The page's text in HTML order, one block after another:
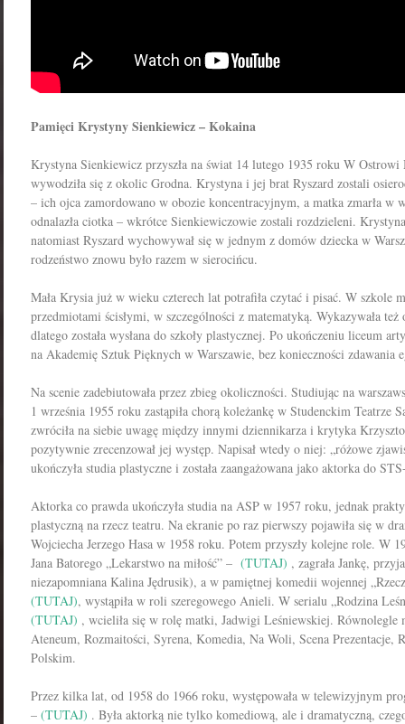
Pamięci Krystyny Sienkiewicz – Kokaina
Krystyna Sienkiewicz przyszła na świat 14 lutego 1935 roku W
wywodziła się z okolic Grodna. Krystyna i jej brat Ryszard zostali
– ich ojca zamordowano w obozie koncentracyjnym, a matka zmarła w
odnalazła ciotka – wkrótce Sienkiewiczowie zostali rozdzieleni.
natomiast Ryszard wychowywał się w jednym z domów dziecka w
rodzeństwo znowu było razem w sierocińcu.
Mała Krysia już w wieku czterech lat potrafiła czytać i pisać. W szkole
przedmiotami ścisłymi, w szczególności z matematyką. Wykazywała
dlatego została wysłana do szkoły plastycznej. Po ukończeniu liceum
na Akademię Sztuk Pięknych w Warszawie, bez konieczności zdawania
Na scenie zadebiutowała przez zbieg okoliczności. Studiując na
1 września 1955 roku zastąpiła chorą koleżankę w Studenckim
zwróciła na siebie uwagę między innymi dziennikarza i krytyka
pozytywnie zrecenzował jej występ. Napisał wtedy o niej: „różowe
ukończyła studia plastyczne i została zaangażowana jako aktorka do
Aktorka co prawda ukończyła studia na ASP w 1957 roku, jednak
plastyczną na rzecz teatru. Na ekranie po raz pierwszy pojawiła się w
Wojciecha Jerzego Hasa w 1958 roku. Potem przyszły kolejne role. W
Jana Batorego „Lekarstwo na miłość” – (TUTAJ) , zagrała Jankę,
niezapomniana Kalina Jędrusik), a w pamiętnej komedii wojennej
(TUTAJ), wystąpiła w roli szeregowego Anieli. W serialu „Rodzina
(TUTAJ) , wcieliła się w rolę matki, Jadwigi Leśniewskiej. Równolegle
Ateneum, Rozmaitości, Syrena, Komedia, Na Woli, Scena Prezentacje,
Polskim.
Przez kilka lat, od 1958 do 1966 roku, występowała w telewizyjnym
– (TUTAJ) . Była aktorką nie tylko komediową, ale i dramatyczną,